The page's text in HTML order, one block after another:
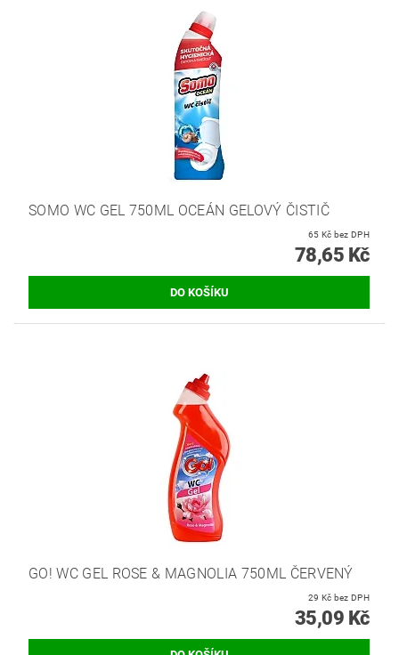
SOMO WC GEL 750ML OCEÁN GELOVÝ ČISTIČ
65 Kč bez DPH
78,65 Kč
GO! WC GEL ROSE & MAGNOLIA 750ML ČERVENÝ
29 Kč bez DPH
35,09 Kč